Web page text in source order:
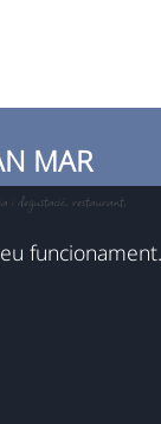
MAR
i degustació, restaurant,